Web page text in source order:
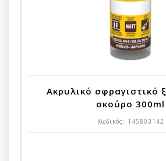
Ακρυλικό σφραγιστικό
σκούρο 300ml
Κωδικός: 145803142